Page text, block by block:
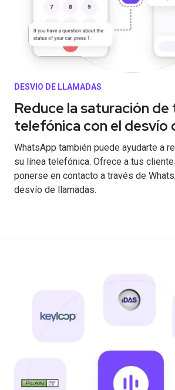
DESVIO DE LLAMADAS
Reduce la saturación de
telefónica con el desvío
WhatsApp también puede ayudarte a
su línea telefónica. Ofrece a tus
ponerse en contacto a través de
desvío de llamadas.